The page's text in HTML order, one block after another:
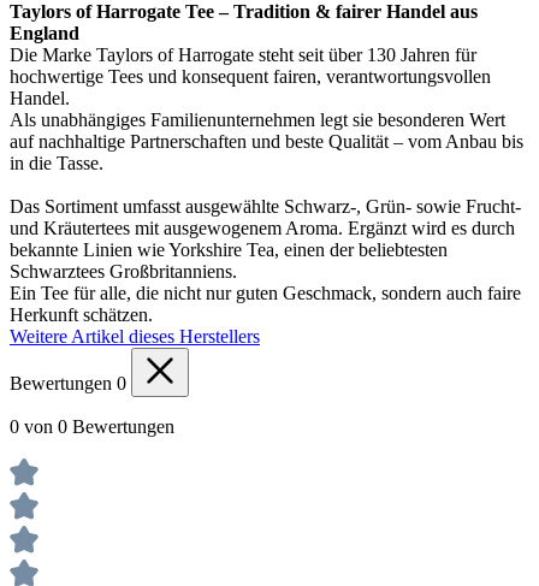
Taylors of Harrogate Tee – Tradition & fairer Handel aus
England
Die Marke Taylors of Harrogate steht seit über 130 Jahren für
hochwertige Tees und konsequent fairen, verantwortungsvollen
Handel.
Als unabhängiges Familienunternehmen legt sie besonderen Wert
auf nachhaltige Partnerschaften und beste Qualität – vom Anbau bis
in die Tasse.
Das Sortiment umfasst ausgewählte Schwarz-, Grün- sowie Frucht-
und Kräutertees mit ausgewogenem Aroma. Ergänzt wird es durch
bekannte Linien wie Yorkshire Tea, einen der beliebtesten
Schwarztees Großbritanniens.
Ein Tee für alle, die nicht nur guten Geschmack, sondern auch faire
Herkunft schätzen.
Weitere Artikel dieses Herstellers
Bewertungen 0
0 von 0 Bewertungen